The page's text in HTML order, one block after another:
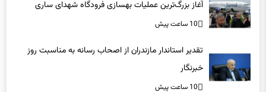
10 ساعت پیش
خبرنگار
10 ساعت پیش